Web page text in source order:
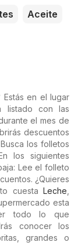
Aceite
Estás en el lugar
listado con las
el mes de
descuentos
los folletos
los siguientes
Lee el folleto
¿Quieres
cuesta Leche
esta
todo lo que
conocer los
grandes o